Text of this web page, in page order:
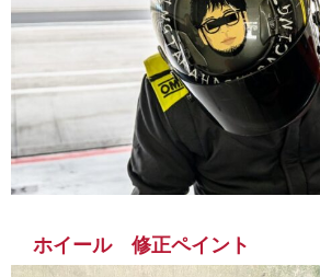
ホイール 修正ペイント